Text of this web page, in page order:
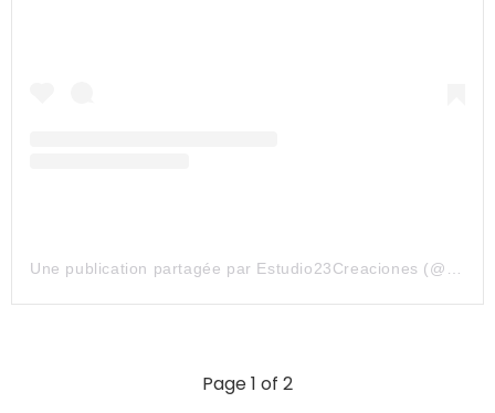
Une publication partagée par Estudio23Creaciones (@estudio23creaciones)
Page 1 of 2